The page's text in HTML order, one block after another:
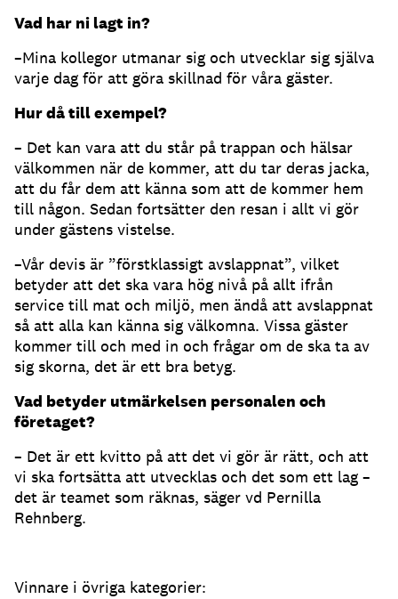
Vad har ni lagt in?
–Mina kollegor utmanar sig och utvecklar sig själva
varje dag för att göra skillnad för våra gäster.
Hur då till exempel?
– Det kan vara att du står på trappan och hälsar
välkommen när de kommer, att du tar deras jacka,
att du får dem att känna som att de kommer hem
till någon. Sedan fortsätter den resan i allt vi gör
under gästens vistelse.
–Vår devis är ”förstklassigt avslappnat”, vilket
betyder att det ska vara hög nivå på allt ifrån
service till mat och miljö, men ändå att avslappnat
så att alla kan känna sig välkomna. Vissa gäster
kommer till och med in och frågar om de ska ta av
sig skorna, det är ett bra betyg.
Vad betyder utmärkelsen personalen och
företaget?
– Det är ett kvitto på att det vi gör är rätt, och att
vi ska fortsätta att utvecklas och det som ett lag –
det är teamet som räknas, säger vd Pernilla
Rehnberg.
Vinnare i övriga kategorier: